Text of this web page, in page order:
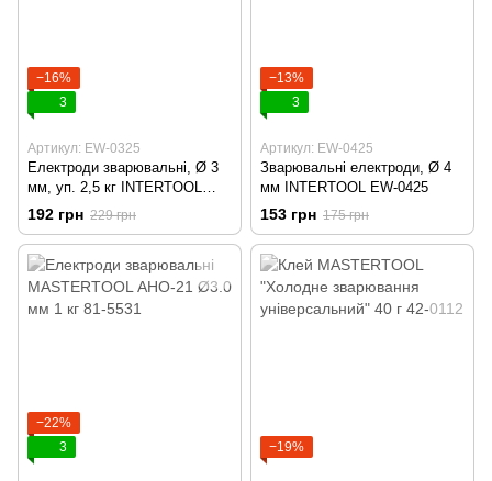
−16%
3
Артикул: EW-0325
Електроди зварювальні, Ø 3
мм, уп. 2,5 кг INTERTOOL
EW-0325
192 грн 229 грн
−13%
3
Артикул: EW-0425
Зварювальні електроди, Ø 4
мм INTERTOOL EW-0425
153 грн 175 грн
−22%
3
−19%